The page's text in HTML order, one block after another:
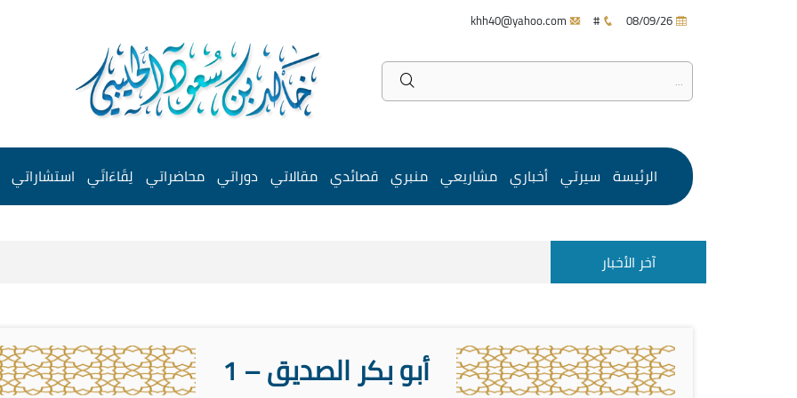
#
الرئيسة سيرتي أخباري مشاريعي منبري قصائدي مقالاتي دوراتي محاضراتي لِقَاءَاتَي استشاراتي
آخر الأخبار
أبو بكر الصديق – 1